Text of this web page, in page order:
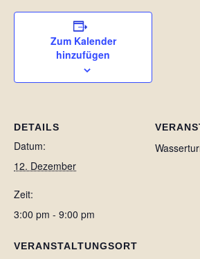
Zum Kalender
hinzufügen
DETAILS
Datum:
12. Dezember
Zeit:
3:00 pm - 9:00 pm
VERANSTALTUNGSORT